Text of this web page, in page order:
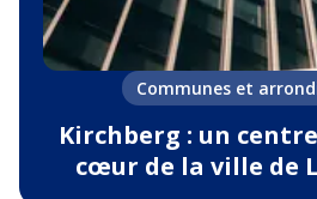
Communes et
Kirchberg : un
cœur de la ville de